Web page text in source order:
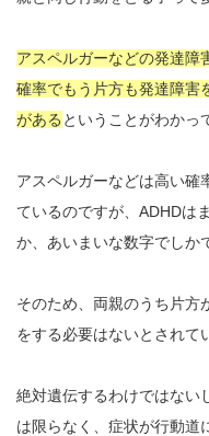
アスペルガーなどの発達障
確率でもう片方も発達障害
がある ということがわかっ
アスペルガーなどは高い確
ているのですが、ADHDは
か、あいまいな数字でしか
そのため、両親のうち片方
をする必要はないとされて
絶対遺伝するわけではない
は限らなく、症状が行動道